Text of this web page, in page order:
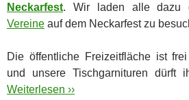
Neckarfest. Wir laden alle dazu
Vereine auf dem Neckarfest zu
Die öffentliche Freizeitfläche ist
und unsere Tischgarnituren dürft
Weiterlesen ››